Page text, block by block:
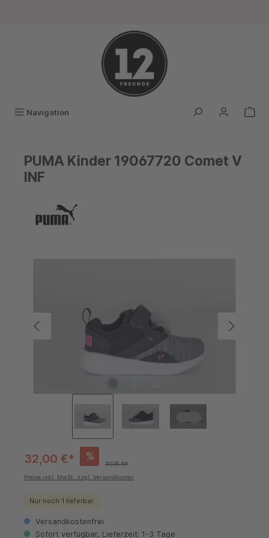
Navigation
PUMA Kinder 19067720 Comet V
INF
32,00 €* %
39,95 €*
Preise inkl. MwSt. zzgl. Versandkosten
Nur noch 1 lieferbar.
Versandkostenfrei
Sofort verfügbar, Lieferzeit: 1-3 Tage